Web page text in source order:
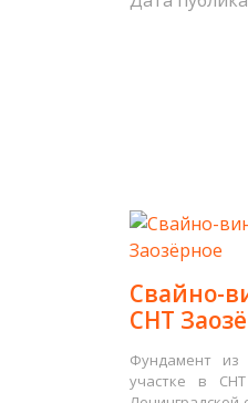
Свайно-
СНТ
Фундамент из
участке в СНТ